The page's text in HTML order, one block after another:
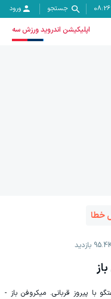
08:26 جستجو ورود
اپلیکیشن اندروید ورزش سه
بازدید
خطا
پیروز قربانی. میکروفن باز -